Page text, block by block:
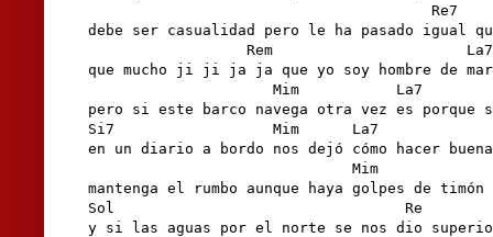
Re7
debe ser casualidad pero le ha pasado igual
Rem
que mucho ji ji ja ja que yo soy hombre de
Mim           La7
pero si este barco navega otra vez es porque
Si7                  Mim      La7
en un diario a bordo nos dejó cómo hacer
Mim
mantenga el rumbo aunque haya golpes de
Sol                                 Re
y si las aguas por el norte se nos dio